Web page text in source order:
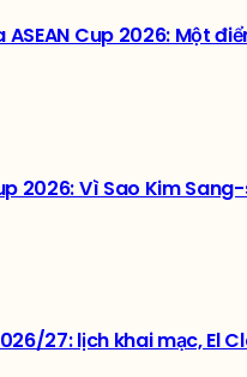
Cup 2026: Một
2026: Vì Sao Kim
27: lịch khai mạc, El